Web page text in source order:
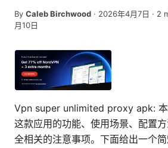
By Caleb Birchwood · 2026年4月7日 · 2
月10日
Vpn super unlimited proxy apk:
这款应用的功能、使用场景、配置
全相关的注意事项。下面给出一个